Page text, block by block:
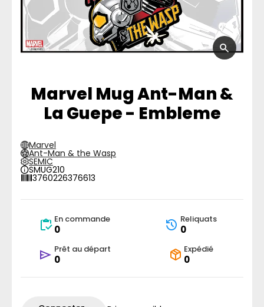
Marvel Mug Ant-Man &
La Guepe - Embleme
Marvel
Ant-Man & the Wasp
SEMIC
SMUG210
3760226376613
En commande
0
Reliquats
0
Prêt au départ
0
Expédié
0